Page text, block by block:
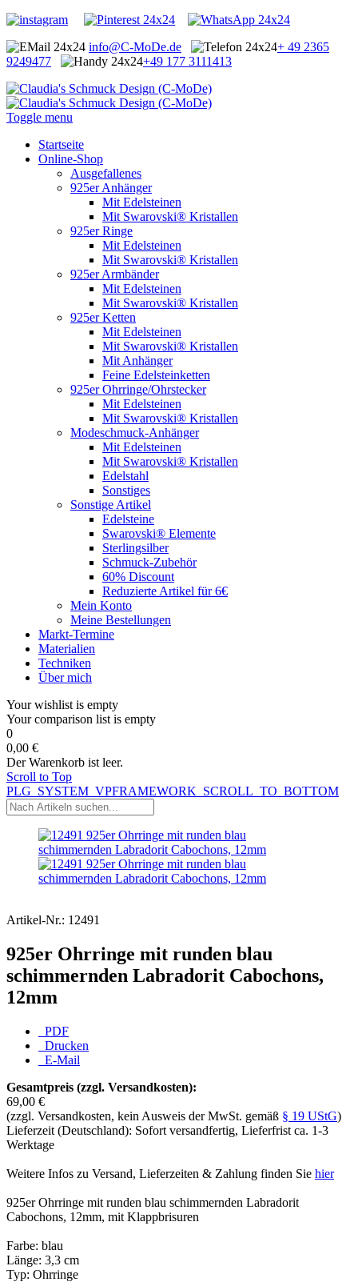
info@C-MoDe.de
+ 49 2365
9249477
+49 177 3111413
Toggle menu
Startseite
Online-Shop
Ausgefallenes
925er Anhänger
Mit Edelsteinen
Mit Swarovski® Kristallen
925er Ringe
Mit Edelsteinen
Mit Swarovski® Kristallen
925er Armbänder
Mit Edelsteinen
Mit Swarovski® Kristallen
925er Ketten
Mit Edelsteinen
Mit Swarovski® Kristallen
Mit Anhänger
Feine Edelsteinketten
925er Ohrringe/Ohrstecker
Mit Edelsteinen
Mit Swarovski® Kristallen
Modeschmuck-Anhänger
Mit Edelsteinen
Mit Swarovski® Kristallen
Edelstahl
Sonstiges
Sonstige Artikel
Edelsteine
Swarovski® Elemente
Sterlingsilber
Schmuck-Zubehör
60% Discount
Reduzierte Artikel für 6€
Mein Konto
Meine Bestellungen
Markt-Termine
Materialien
Techniken
Über mich
Your wishlist is empty
Your comparison list is empty
0
0,00 €
Der Warenkorb ist leer.
Scroll to Top
PLG_SYSTEM_VPFRAMEWORK_SCROLL_TO_BOTTOM
Artikel-Nr.: 12491
925er Ohrringe mit runden blau
schimmernden Labradorit Cabochons,
12mm
PDF
Drucken
E-Mail
Gesamtpreis (zzgl. Versandkosten):
69,00 €
(zzgl. Versandkosten, kein Ausweis der MwSt. gemäß § 19 UStG)
Lieferzeit (Deutschland): Sofort versandfertig, Lieferfrist ca. 1-3
Werktage
Weitere Infos zu Versand, Lieferzeiten & Zahlung finden Sie hier
925er Ohrringe mit runden blau schimmernden Labradorit
Cabochons, 12mm, mit Klappbrisuren
Farbe: blau
Länge: 3,3 cm
Typ: Ohrringe